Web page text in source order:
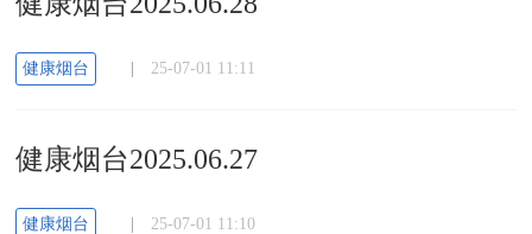
健康烟台 |25-07-01 11:11
健康烟台2025.06.27
健康烟台 |25-07-01 11:10